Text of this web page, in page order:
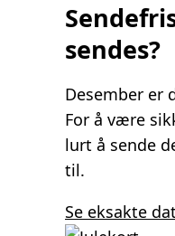
sendes?
Desember er
For å være
lurt å sende
til.
Se eksakte